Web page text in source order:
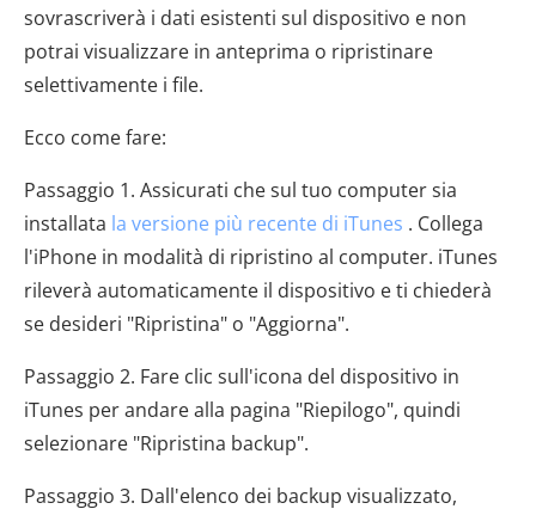
sovrascriverà i dati esistenti sul dispositivo e non
potrai visualizzare in anteprima o ripristinare
selettivamente i file.
Ecco come fare:
Passaggio 1. Assicurati che sul tuo computer sia
installata la versione più recente di iTunes . Collega
l'iPhone in modalità di ripristino al computer. iTunes
rileverà automaticamente il dispositivo e ti chiederà
se desideri "Ripristina" o "Aggiorna".
Passaggio 2. Fare clic sull'icona del dispositivo in
iTunes per andare alla pagina "Riepilogo", quindi
selezionare "Ripristina backup".
Passaggio 3. Dall'elenco dei backup visualizzato,